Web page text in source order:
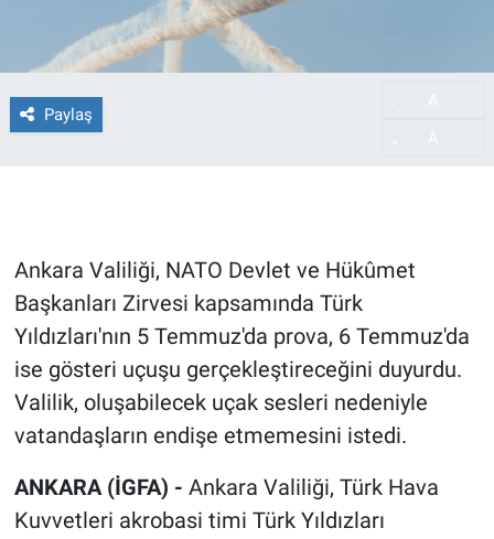
Paylaş
Ankara Valiliği, NATO Devlet ve Hükûmet
Başkanları Zirvesi kapsamında Türk
Yıldızları'nın 5 Temmuz'da prova, 6 Temmuz'da
ise gösteri uçuşu gerçekleştireceğini duyurdu.
Valilik, oluşabilecek uçak sesleri nedeniyle
vatandaşların endişe etmemesini istedi.
ANKARA (İGFA) - Ankara Valiliği, Türk Hava
Kuvvetleri akrobasi timi Türk Yıldızları